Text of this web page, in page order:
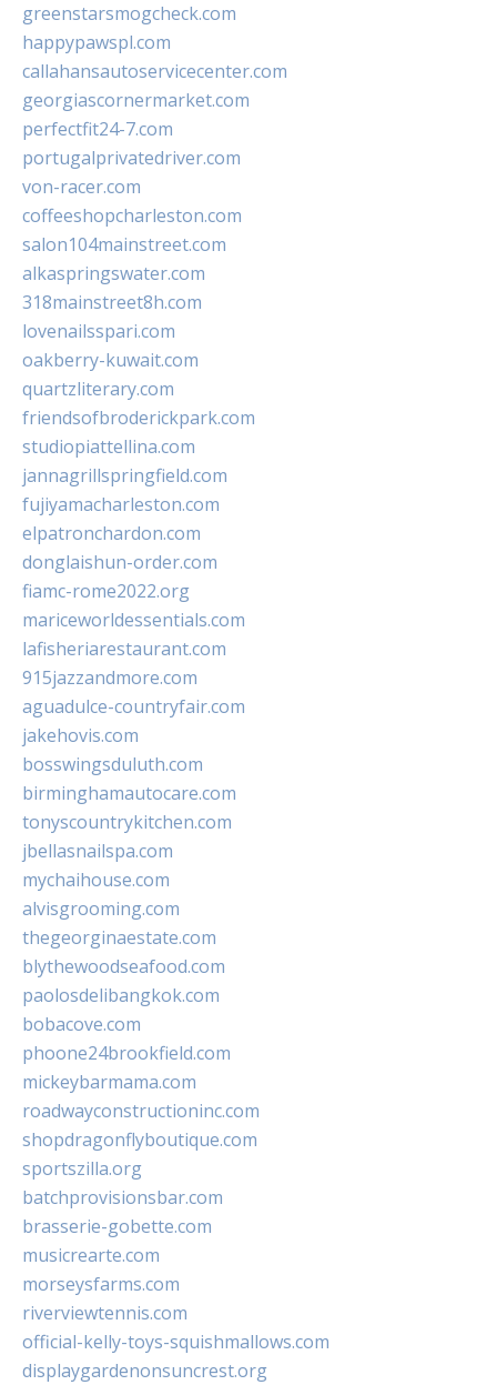
greenstarsmogcheck.com
happypawspl.com
callahansautoservicecenter.com
georgiascornermarket.com
perfectfit24-7.com
portugalprivatedriver.com
von-racer.com
coffeeshopcharleston.com
salon104mainstreet.com
alkaspringswater.com
318mainstreet8h.com
lovenailsspari.com
oakberry-kuwait.com
quartzliterary.com
friendsofbroderickpark.com
studiopiattellina.com
jannagrillspringfield.com
fujiyamacharleston.com
elpatronchardon.com
donglaishun-order.com
fiamc-rome2022.org
mariceworldessentials.com
lafisheriarestaurant.com
915jazzandmore.com
aguadulce-countryfair.com
jakehovis.com
bosswingsduluth.com
birminghamautocare.com
tonyscountrykitchen.com
jbellasnailspa.com
mychaihouse.com
alvisgrooming.com
thegeorginaestate.com
blythewoodseafood.com
paolosdelibangkok.com
bobacove.com
phoone24brookfield.com
mickeybarmama.com
roadwayconstructioninc.com
shopdragonflyboutique.com
sportszilla.org
batchprovisionsbar.com
brasserie-gobette.com
musicrearte.com
morseysfarms.com
riverviewtennis.com
official-kelly-toys-squishmallows.com
displaygardenonsuncrest.org